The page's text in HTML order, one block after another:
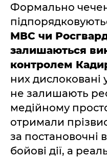
Формально
МВС чи
залишаються
контролем
них дислоковані
не залишають
медійному
отримали
за постановочні
бойові дії, а